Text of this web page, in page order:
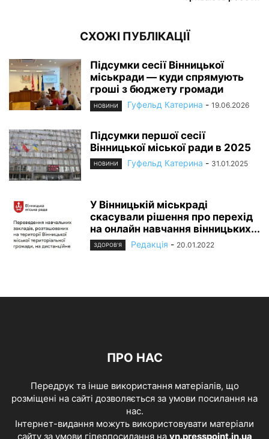
СХОЖІ ПУБЛІКАЦІЇ
Підсумки сесії Вінницької
міськради — куди спрямують
гроші з бюджету громади
НОВИНИ Гуфельд Катерина - 19.06.2026
Підсумки першої сесії
Вінницької міської ради в 2025
НОВИНИ Гуфельд Катерина - 31.01.2025
У Вінницькій міськраді
скасували рішення про перехід
на онлайн навчання вінницьких...
ЗДОРОВ'Я Редакція - 20.01.2022
ПРО НАС
Передрук та інше використання матеріалів, що
розміщені на сайті дозволяється за умови посилання на
нас.
Інтернет-видання можуть використовувати матеріали
сайту за умови гіперпосилання на vn.presspoint.in.ua